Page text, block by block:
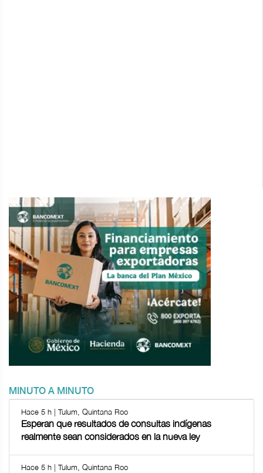
MINUTO A MINUTO
Hace 5 h | Tulum, Quintana Roo
Esperan que resultados de consultas indígenas
realmente sean considerados en la nueva ley
Hace 5 h | Tulum, Quintana Roo